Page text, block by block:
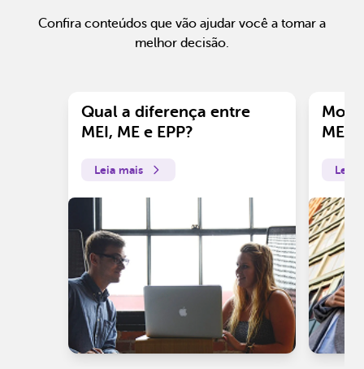
Confira conteúdos que vão ajudar você a tomar a
melhor decisão.
Qual a diferença entre
MEI, ME e EPP?
Leia mais
ME?
Leia